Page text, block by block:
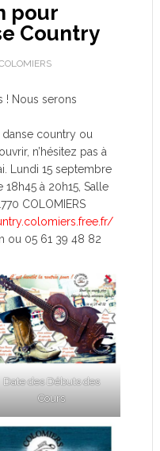
pour
Country
! Nous serons
country ou
n’hésitez pas à
Lundi 15 septembre
à 20h15, Salle
COLOMIERS
ou 05 61 39 48 82
Date des Débuts des
Cours